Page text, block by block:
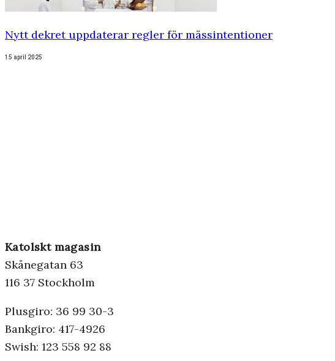
Nytt dekret uppdaterar regler för mässintentioner
15 april 2025
Katolskt magasin
Skånegatan 63
116 37 Stockholm
Plusgiro: 36 99 30-3
Bankgiro: 417-4926
Swish: 123 558 92 88